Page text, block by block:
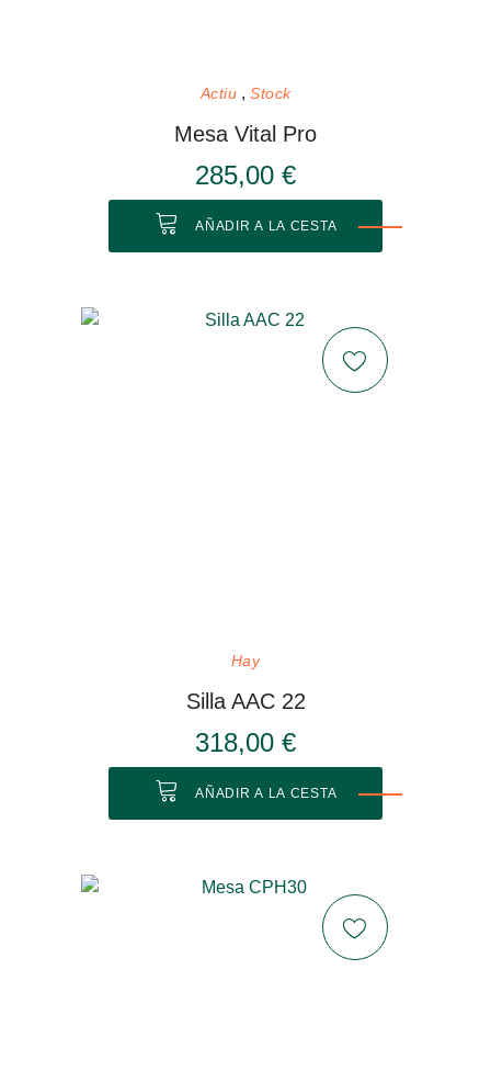
Actiu Stock
Mesa Vital Pro
285,00 €
AÑADIR A LA CESTA
Hay
Silla AAC 22
318,00 €
AÑADIR A LA CESTA